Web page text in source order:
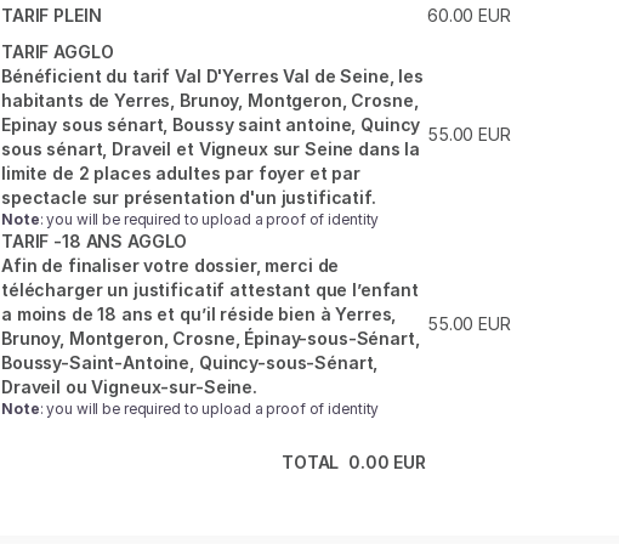
TARIF PLEIN 60.00 EUR
TARIF AGGLO
Bénéficient du tarif Val D'Yerres Val de Seine, les
habitants de Yerres, Brunoy, Montgeron, Crosne,
Epinay sous sénart, Boussy saint antoine, Quincy
sous sénart, Draveil et Vigneux sur Seine dans la
limite de 2 places adultes par foyer et par
spectacle sur présentation d'un justificatif.
Note: you will be required to upload a proof of identity
55.00 EUR
TARIF -18 ANS AGGLO
Afin de finaliser votre dossier, merci de
télécharger un justificatif attestant que l’enfant
a moins de 18 ans et qu’il réside bien à Yerres,
Brunoy, Montgeron, Crosne, Épinay-sous-Sénart,
Boussy-Saint-Antoine, Quincy-sous-Sénart,
Draveil ou Vigneux-sur-Seine.
Note: you will be required to upload a proof of identity
55.00 EUR
TOTAL 0.00 EUR